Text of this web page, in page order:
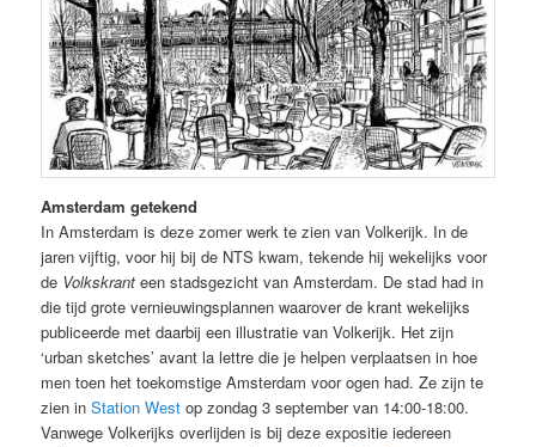
Amsterdam getekend
In Amsterdam is deze zomer werk te zien van Volkerijk. In de
jaren vijftig, voor hij bij de NTS kwam, tekende hij wekelijks voor
de Volkskrant een stadsgezicht van Amsterdam. De stad had in
die tijd grote vernieuwingsplannen waarover de krant wekelijks
publiceerde met daarbij een illustratie van Volkerijk. Het zijn
‘urban sketches’ avant la lettre die je helpen verplaatsen in hoe
men toen het toekomstige Amsterdam voor ogen had. Ze zijn te
zien inStation West op zondag 3 september van 14:00-18:00.
Vanwege Volkerijks overlijden is bij deze expositie iedereen